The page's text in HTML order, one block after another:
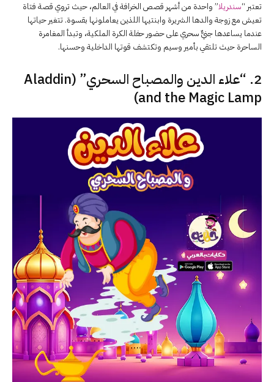
تعتبر “سندريلا” واحدة من أشهر قصص الخرافة في العالم، حيث تروي قصة فتاة
تعيش مع زوجة والدها الشريرة وابنتيها اللذين يعاملونها بقسوة. تتغير حياتها
عندما يساعدها جنيٌّ سحري على حضور حفلة الكرة الملكية، وتبدأ المغامرة
الساحرة حيث تلتقي بأمير وسيم وتكتشف قوتها الداخلية وحسنها.
2. “علاء الدين والمصباح السحري” (Aladdin
and the Magic Lamp)